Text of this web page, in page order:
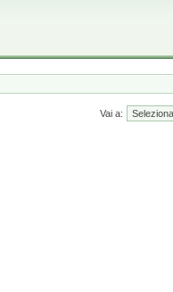
Vai a: